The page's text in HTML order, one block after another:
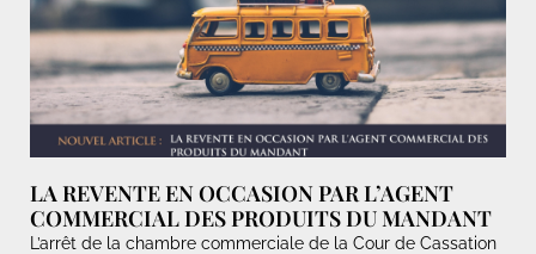
LA REVENTE EN OCCASION PAR L’AGENT
COMMERCIAL DES PRODUITS DU MANDANT
L’arrêt de la chambre commerciale de la Cour de Cassation